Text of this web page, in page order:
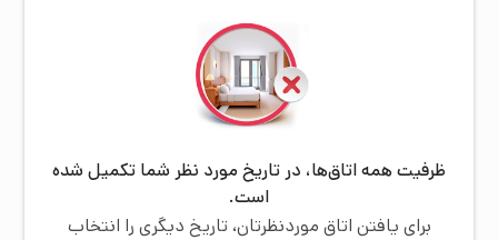
ظرفیت همه اتاق‌ها، در تاریخ مورد نظر شما تکمیل شده
است.
برای یافتن اتاق موردنظرتان، تاریخ دیگری را انتخاب